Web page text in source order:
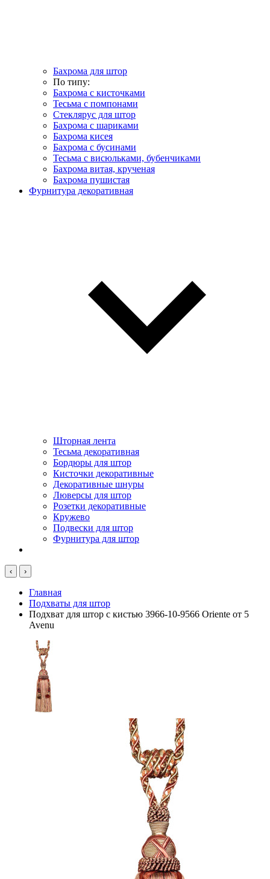
Бахрома для штор
По типу:
Бахрома с кисточками
Тесьма с помпонами
Стеклярус для штор
Бахрома с шариками
Бахрома кисея
Бахрома с бусинами
Тесьма с висюльками, бубенчиками
Бахрома витая, крученая
Бахрома пушистая
Фурнитура декоративная
Шторная лента
Тесьма декоративная
Бордюры для штор
Кисточки декоративные
Декоративные шнуры
Люверсы для штор
Розетки декоративные
Кружево
Подвески для штор
Фурнитура для штор
‹ ›
Главная
Подхваты для штор
Подхват для штор с кистью 3966-10-9566 Oriente от 5
Avenu